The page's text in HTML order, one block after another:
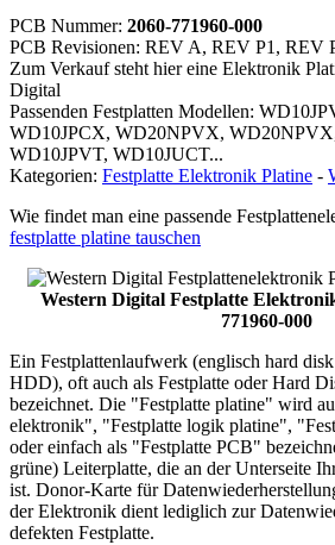
PCB Nummer: 2060-771960-000
PCB Revisionen: REV A, REV P1, REV
Zum Verkauf steht hier eine Elektronik
Digital
Passenden Festplatten Modellen:
WD10JPCX, WD20NPVX,
WD10JPVT, WD10JUCT...
Kategorien: Festplatte Elektronik Platine -
Wie findet man eine passende
festplatte platine tauschen
Western Digital Festplatte
771960-000
Ein Festplattenlaufwerk (englisch hard
HDD), oft auch als Festplatte oder Hard
bezeichnet. Die "Festplatte platine" wird
elektronik", "Festplatte logik platine",
oder einfach als "Festplatte PCB"
grüne) Leiterplatte, die an der Unterseite
ist. Donor-Karte für
der Elektronik dient lediglich zur
defekten Festplatte.